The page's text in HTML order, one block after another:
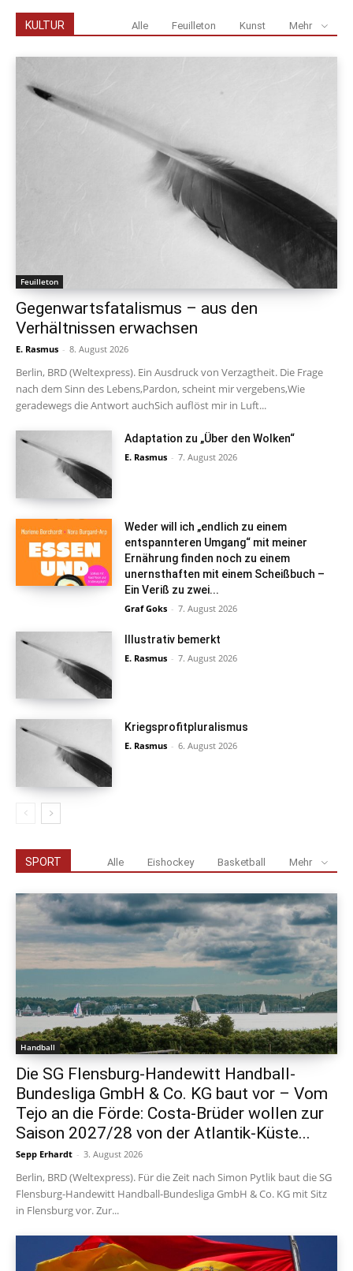
KULTUR Alle Feuilleton Kunst Mehr
Feuilleton
Gegenwartsfatalismus – aus den
Verhältnissen erwachsen
E. Rasmus - 8. August 2026
Berlin, BRD (Weltexpress). Ein Ausdruck von Verzagtheit. Die Frage
nach dem Sinn des Lebens,Pardon, scheint mir vergebens,Wie
geradewegs die Antwort auchSich auflöst mir in Luft...
Adaptation zu „Über den Wolken“
E. Rasmus - 7. August 2026
Weder will ich „endlich zu einem
entspannteren Umgang“ mit meiner
Ernährung finden noch zu einem
unernsthaften mit einem Scheißbuch –
Ein Veriß zu zwei...
Graf Goks - 7. August 2026
Illustrativ bemerkt
E. Rasmus - 7. August 2026
Kriegsprofitpluralismus
E. Rasmus - 6. August 2026
SPORT Alle Eishockey Basketball Mehr
Handball
Die SG Flensburg-Handewitt Handball-
Bundesliga GmbH & Co. KG baut vor – Vom
Tejo an die Förde: Costa-Brüder wollen zur
Saison 2027/28 von der Atlantik-Küste...
Sepp Erhardt - 3. August 2026
Berlin, BRD (Weltexpress). Für die Zeit nach Simon Pytlik baut die SG
Flensburg-Handewitt Handball-Bundesliga GmbH & Co. KG mit Sitz
in Flensburg vor. Zur...